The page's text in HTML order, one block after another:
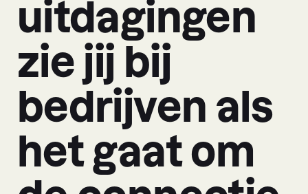
uitdagingen
zie jij bij
bedrijven als
het gaat om